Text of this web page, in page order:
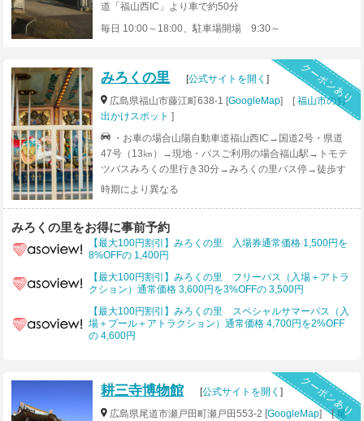
道「福山西IC」より車で約50分
毎日 10:00～18:00、駐車場開場 9:30～
クーポンあり
みろくの里 [公式サイトを開く]
広島県福山市藤江町638-1 [GoogleMap] [福山市のお
出かけスポット ]
・お車の場合山陽自動車道福山西IC→国道2号・県道
47号（13㎞）→現地・バスご利用の場合福山駅→トモテ
ツバスみろくの里行き30分→みろくの里バス停→徒歩す
ぐ現地※バスは本数が少ないので事前に運行時間をお確
時期により異なる
みろくの里をお得に事前予約
【最大100円割引】みろくの里 入場券通常価格 1,500円を
8%OFFの 1,400円
【最大100円割引】みろくの里 フリーパス（入場＋アトラ
クション）通常価格 3,600円を3%OFFの 3,500円
【最大100円割引】みろくの里 スペシャルサマーパス（入
場＋プール＋アトラクション）通常価格 4,700円を2%OFF
の 4,600円
クーポンあり
耕三寺博物館 [公式サイトを開く]
広島県尾道市瀬戸田町瀬戸田553-2 [GoogleMap] [尾